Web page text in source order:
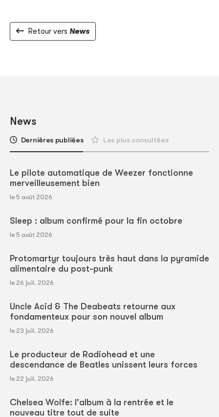
Retour vers News
News
Dernières publiées Les plus consultées
Le pilote automatique de Weezer fonctionne
merveilleusement bien
le 5 août 2026
Sleep : album confirmé pour la fin octobre
le 5 août 2026
Protomartyr toujours très haut dans la pyramide
alimentaire du post-punk
le 26 juil. 2026
Uncle Acid & The Deabeats retourne aux
fondamenteux pour son nouvel album
le 23 juil. 2026
Le producteur de Radiohead et une
descendance de Beatles unissent leurs forces
le 22 juil. 2026
Chelsea Wolfe: l'album à la rentrée et le
nouveau titre tout de suite